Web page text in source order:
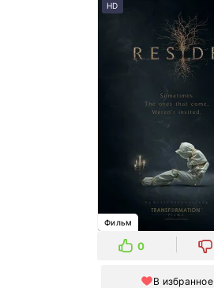
HD
Фильм
0
В избранное